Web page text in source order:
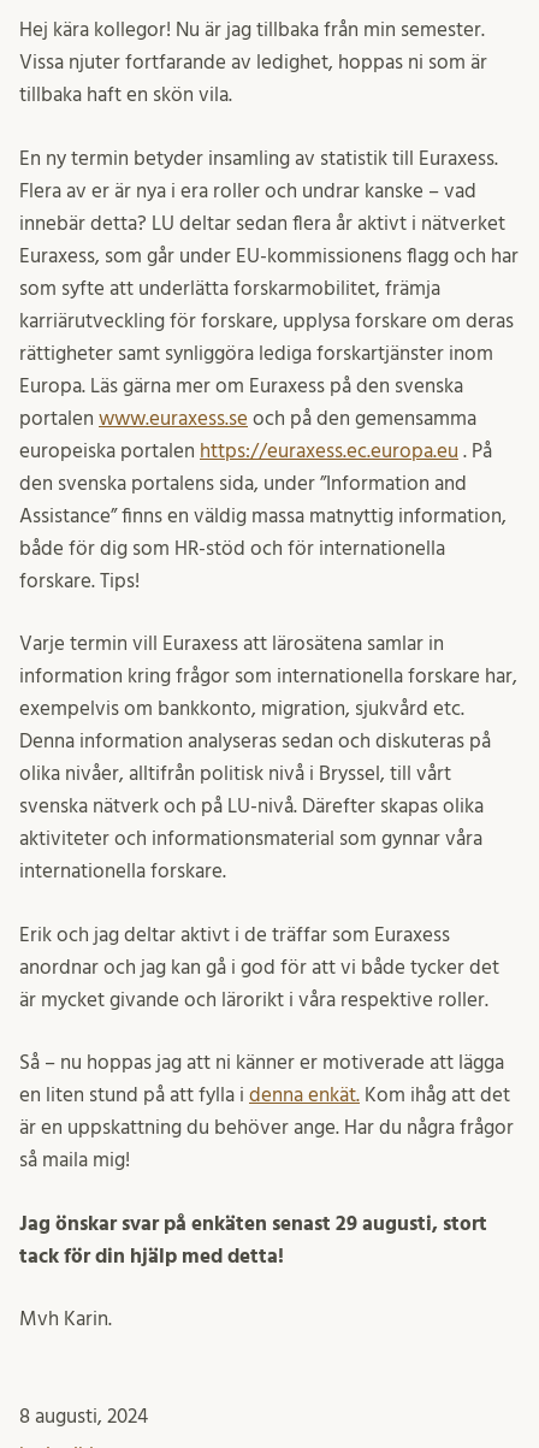
Hej kära kollegor! Nu är jag tillbaka från min semester.
Vissa njuter fortfarande av ledighet, hoppas ni som är
tillbaka haft en skön vila.
En ny termin betyder insamling av statistik till Euraxess.
Flera av er är nya i era roller och undrar kanske – vad
innebär detta? LU deltar sedan flera år aktivt i nätverket
Euraxess, som går under EU-kommissionens flagg och har
som syfte att underlätta forskarmobilitet, främja
karriärutveckling för forskare, upplysa forskare om deras
rättigheter samt synliggöra lediga forskartjänster inom
Europa. Läs gärna mer om Euraxess på den svenska
portalen www.euraxess.se och på den gemensamma
europeiska portalen https://euraxess.ec.europa.eu . På
den svenska portalens sida, under ”Information and
Assistance” finns en väldig massa matnyttig information,
både för dig som HR-stöd och för internationella
forskare. Tips!
Varje termin vill Euraxess att lärosätena samlar in
information kring frågor som internationella forskare har,
exempelvis om bankkonto, migration, sjukvård etc.
Denna information analyseras sedan och diskuteras på
olika nivåer, alltifrån politisk nivå i Bryssel, till vårt
svenska nätverk och på LU-nivå. Därefter skapas olika
aktiviteter och informationsmaterial som gynnar våra
internationella forskare.
Erik och jag deltar aktivt i de träffar som Euraxess
anordnar och jag kan gå i god för att vi både tycker det
är mycket givande och lärorikt i våra respektive roller.
Så – nu hoppas jag att ni känner er motiverade att lägga
en liten stund på att fylla i denna enkät. Kom ihåg att det
är en uppskattning du behöver ange. Har du några frågor
så maila mig!
Jag önskar svar på enkäten senast 29 augusti, stort
tack för din hjälp med detta!
Mvh Karin.
8 augusti, 2024